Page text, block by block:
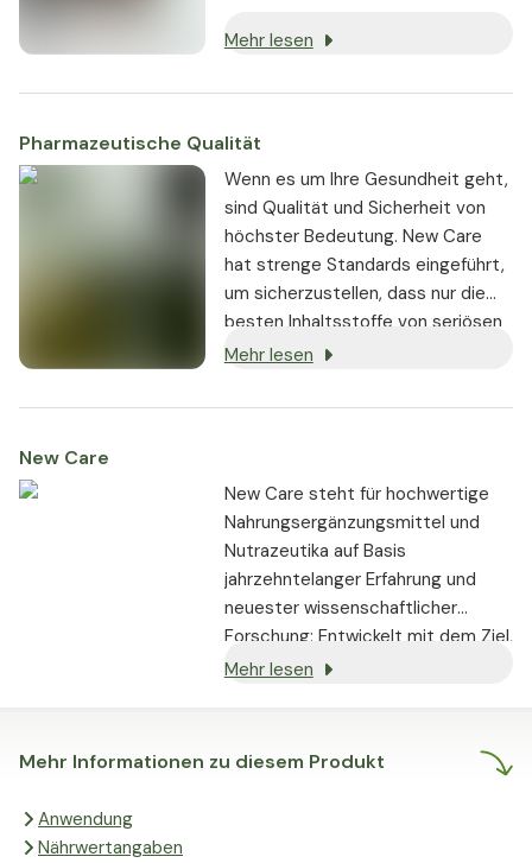
Mehr lesen
Pharmazeutische Qualität
Wenn es um Ihre Gesundheit geht,
sind Qualität und Sicherheit von
höchster Bedeutung. New Care
hat strenge Standards eingeführt,
um sicherzustellen, dass nur die
besten Inhaltsstoffe von seriösen
Lieferanten bezogen und in den
Mehr lesen
Mehr Informationen zu diesem Produkt
Anwendung
Nährwertangaben
New Care
New Care steht für hochwertige
Nahrungsergänzungsmittel und
Nutrazeutika auf Basis
jahrzehntelanger Erfahrung und
neuester wissenschaftlicher
Forschung: Entwickelt mit dem Ziel,
Sie entsprechend Ihrer
Mehr lesen